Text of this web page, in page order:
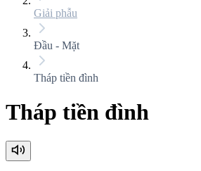
Giải phẫu
Đầu - Mặt
Tháp tiền đình
Tháp tiền đình